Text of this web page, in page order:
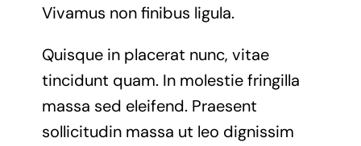
Vivamus non finibus ligula.
Quisque in placerat nunc, vitae
tincidunt quam. In molestie fringilla
massa sed eleifend. Praesent
sollicitudin massa ut leo dignissim